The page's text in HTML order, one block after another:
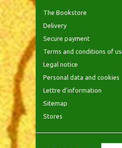
The Bookstore
Delivery
Secure payment
Terms and conditions of
Legal notice
Personal data and cookies
Lettre d'information
Sitemap
Stores